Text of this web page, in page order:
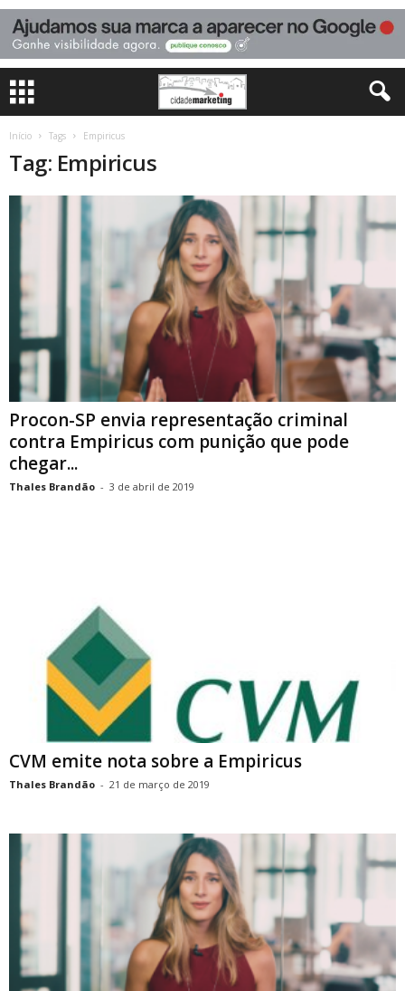
Início Tags Empiricus
Tag: Empiricus
Procon-SP envia representação criminal
contra Empiricus com punição que pode
chegar...
Thales Brandão - 3 de abril de 2019
CVM emite nota sobre a Empiricus
Thales Brandão - 21 de março de 2019